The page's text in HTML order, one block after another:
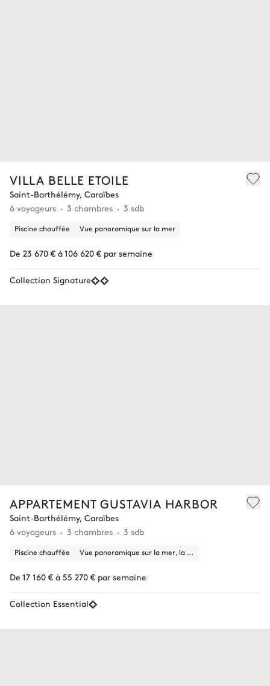
VILLA BELLE ETOILE
Saint-Barthélémy, Caraïbes
6 voyageurs
3 chambres 3 sdb
Piscine chauffée Vue panoramique sur la mer
De 23 670 € à 106 620 € par semaine
Collection Signature
APPARTEMENT GUSTAVIA HARBOR
Saint-Barthélémy, Caraïbes
6 voyageurs
3 chambres 3 sdb
Piscine chauffée Vue panoramique sur la mer, la ville
De 17 160 € à 55 270 € par semaine
Collection Essential